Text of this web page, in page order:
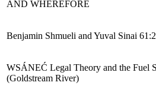
AND WHEREFORE
Benjamin Shmueli and Yuval Sinai
WSÁNEĆ Legal Theory and the Fuel S
(Goldstream River)